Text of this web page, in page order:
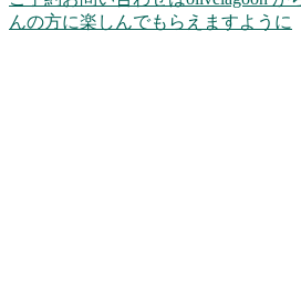
んの方に楽しんでもらえますように